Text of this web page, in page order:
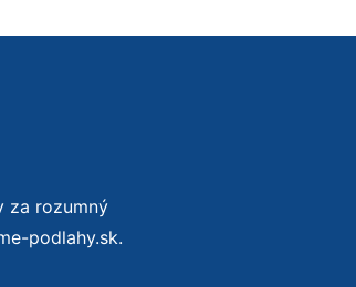
za rozumný
podlahy.sk.